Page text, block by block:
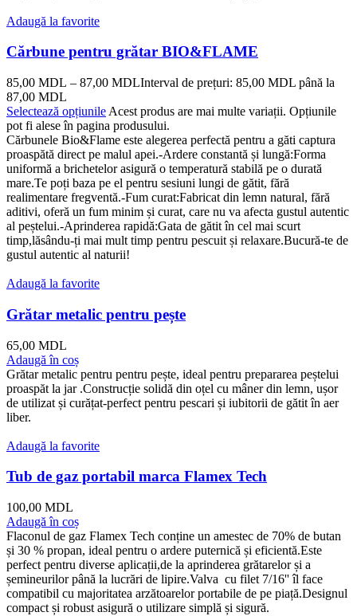
Adaugă la favorite
Cărbune pentru grătar BIO&FLAME
85,00 MDL – 87,00 MDLInterval de prețuri: 85,00 MDL până la
87,00 MDL
Selectează opțiunile Acest produs are mai multe variații. Opțiunile
pot fi alese în pagina produsului.
Cărbunele Bio&Flame este alegerea perfectă pentru a găti captura
proaspătă direct pe malul apei.-Ardere constantă și lungă:Forma
uniformă a brichetelor asigură o temperatură stabilă pe o durată
mare.Te poți baza pe el pentru sesiuni lungi de gătit, fără
realimentare fregventă.-Fum curat:Fabricat din lemn natural, fără
aditivi, oferă un fum minim și curat, care nu va afecta gustul autentic
al peștelui.-Aprinderea rapidă:Gata de gătit în cel mai scurt
timp,lăsându-ți mai mult timp pentru pescuit și relaxare.Bucură-te de
gustul autentic al naturii!
Adaugă la favorite
Grătar metalic pentru pește
65,00 MDL
Adaugă în coș
Grătar metalic pentru pentru pește, ideal pentru prepararea peștelui
proaspăt la jar .Construcție solidă din oțel cu mâner din lemn, ușor
de utilizat și curățat-perfect pentru pescari și iubitorii de gătit în aer
liber.
Adaugă la favorite
Tub de gaz portabil marca Flamex Tech
100,00 MDL
Adaugă în coș
Flaconul de gaz Flamex Tech conține un amestec de 70% de butan
și 30 % propan, ideal pentru o ardere puternică și eficientă.Este
perfect pentru diverse aplicații,de la aprinderea grătarelor și a
șemineurilor până la lucrări de lipire.Valva cu filet 7/16'' îl face
compatibil cu majoritatea arzătoarelor portabile de pe piață.Designul
compact și robust asigură o utilizare simplă și sigură.